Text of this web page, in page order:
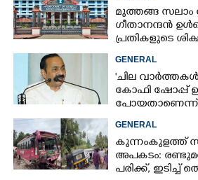
മുത്തങ്ങ സലാം
ഗീതാനന്ദൻ
പ്രതികളുടെ
ഹൈക്കോടതി
GENERAL
'ചില
കോഫി ഷോപ്പ്
പോയതാണെന്ന്
കോടിയുടെ
GENERAL
കുന്നംകുളത്ത്
അപകടം:
പരിക്ക്, ഇടിച്ച്